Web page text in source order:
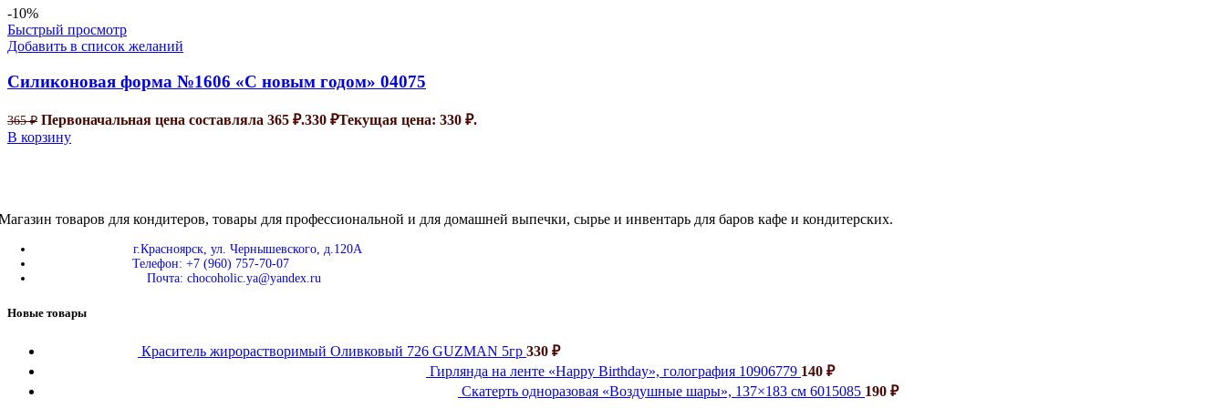
-10%
Быстрый просмотр
Добавить в список желаний
Силиконовая форма №1606 «С новым годом» 04075
365₽ Первоначальная цена составляла 365 ₽.330 ₽Текущая цена: 330 ₽.
В корзину
товаров для кондитеров, товары для профессиональной и для домашней выпечки, сырье и инвентарь для баров кафе и кондитерских.
г.Красноярск, ул. Чернышевского, д.120А
Телефон: +7 (960) 757-70-07
Почта: chocoholic.ya@yandex.ru
Новые товары
Краситель жирорастворимый Оливковый 726 GUZMAN 5гр 330 ₽
Гирлянда на ленте «Happy Birthday», голография 10906779 140 ₽
Скатерть одноразовая «Воздушные шары», 137×183 см 6015085 190 ₽